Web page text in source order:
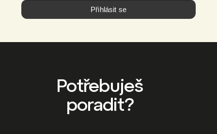
Přihlásit se
Potřebuješ
poradit?